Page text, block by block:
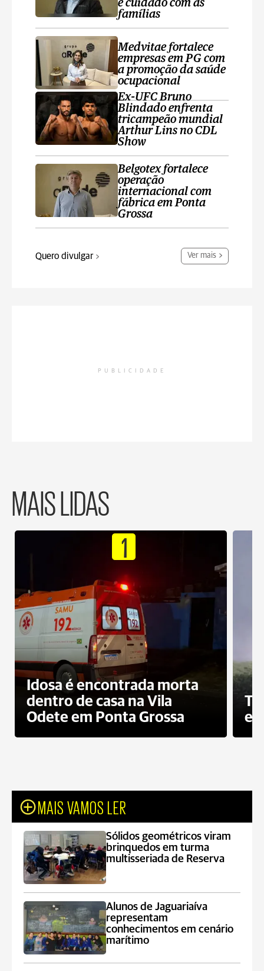
e cuidado com as
famílias
Medvitae fortalece
empresas em PG com
a promoção da saúde
ocupacional
Ex-UFC Bruno
Blindado enfrenta
tricampeão mundial
Arthur Lins no CDL
Show
Belgotex fortalece
operação
internacional com
fábrica em Ponta
Grossa
Quero divulgar Ver mais
PUBLICIDADE
MAIS LIDAS
1
Idosa é encontrada morta
dentro de casa na Vila
Odete em Ponta Grossa
e
MAIS VAMOS LER
Sólidos geométricos viram
brinquedos em turma
multisseriada de Reserva
Alunos de Jaguariaíva
representam
conhecimentos em cenário
marítimo